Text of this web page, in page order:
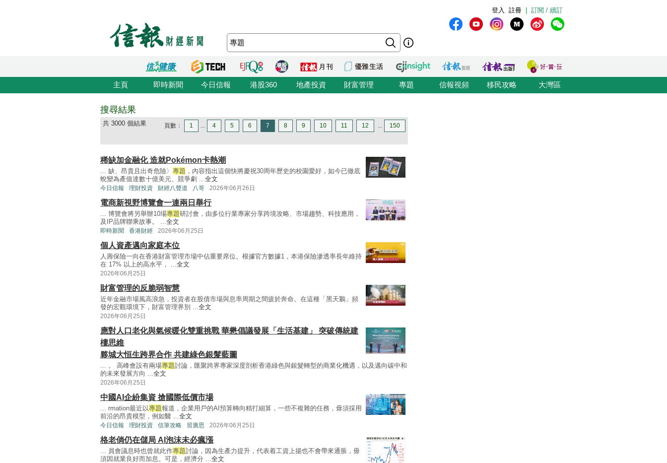
訂閱 / 續訂
註冊
登入
主頁 即時新聞 今日信報 港股360 地產投資 財富管理 專題 信報視頻 移民攻略 大灣區
搜尋結果
共 3000 個結果 頁數： 1 ... 4 5 6 7 8 9 10 11 12 ... 150
稀缺加金融化 造就Pokémon卡熱潮
... 缺、昂貴且出奇危險〉 專題 ，內容指出這個快將慶祝30周年歷史的校園愛好，如今已徹底
蛻變為產值達數十億美元、競爭劇 ...全文
今日信報 理財投資 財經八聲道 八哥 2026年06月26日
電商新視野博覽會一連兩日舉行
... 博覽會將另舉辦10場專題研討會，由多位行業專家分享跨境攻略、市場趨勢、科技應用，
及IP品牌聯乘故事。 ...全文
即時新聞 香港財經 2026年06月25日
個人資產邁向家庭本位
人壽保險一向在香港財富管理市場中佔重要席位。根據官方數據1，本港保險滲透率長年維持
在 17% 以上的高水平， ...全文
2026年06月25日
財富管理的反脆弱智慧
近年金融市場風高浪急，投資者在股債市場與息率周期之間疲於奔命。在這種「黑天鵝」頻
發的宏觀環境下，財富管理界別 ...全文
2026年06月25日
應對人口老化與氣候暖化雙重挑戰 華懋倡議發展「生活基建」 突破傳統建
樓思維
夥城大恒生跨界合作 共建綠色銀髮藍圖
... 。 高峰會設有兩場專題討論，匯聚跨界專家深度剖析香港綠色與銀髮轉型的商業化機遇，以及邁向碳中和
的未來發展方向 ...全文
2026年06月25日
中國AI企紛集資 搶國際低價市場
... rmation最近以專題報道，企業用戶的AI預算轉向精打細算，一些不複雜的任務，毋須採用
前沿的昂貴模型，例如醫 ...全文
今日信報 理財投資 信筆攻略 習廣思 2026年06月25日
格老倘仍在儲局 AI泡沫未必瘋漲
... 員會議息時也曾就此作專題討論，因為生產力提升，代表着工資上揚也不會帶來通脹，毋
須因就業良好而加息。可是，經濟分 ...全文